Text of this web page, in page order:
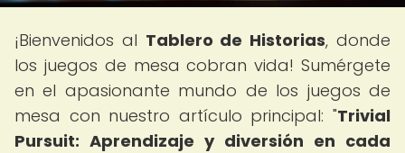
¡Bienvenidos al Tablero de Historias, donde
los juegos de mesa cobran vida! Sumérgete
en el apasionante mundo de los juegos de
mesa con nuestro artículo principal: "Trivial
Pursuit: Aprendizaje y diversión en cada